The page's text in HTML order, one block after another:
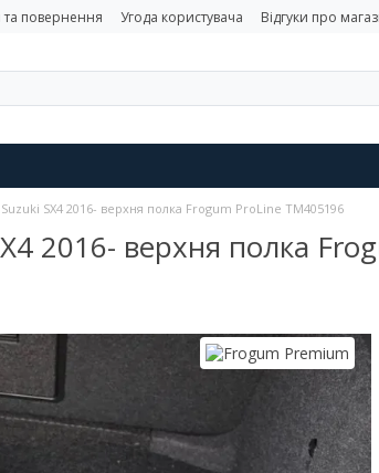
повернення Угода користувача Відгуки про
SX4 2016- верхня полка Frogum ProLine TM405196
2016- верхня полка